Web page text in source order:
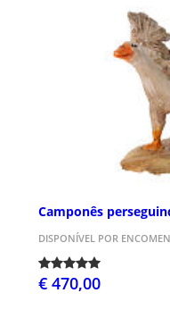
Camponês
DISPONÍVEL POR
€ 470,00